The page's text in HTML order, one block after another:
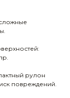
рулон
повреждений.